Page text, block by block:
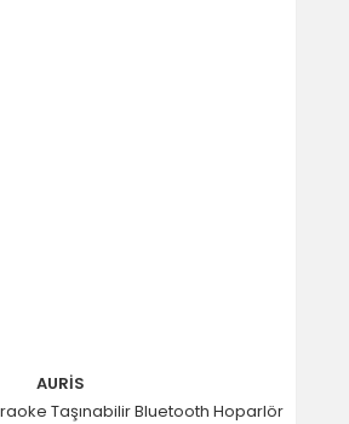
AURİS
Taşınabilir Bluetooth Hoparlör